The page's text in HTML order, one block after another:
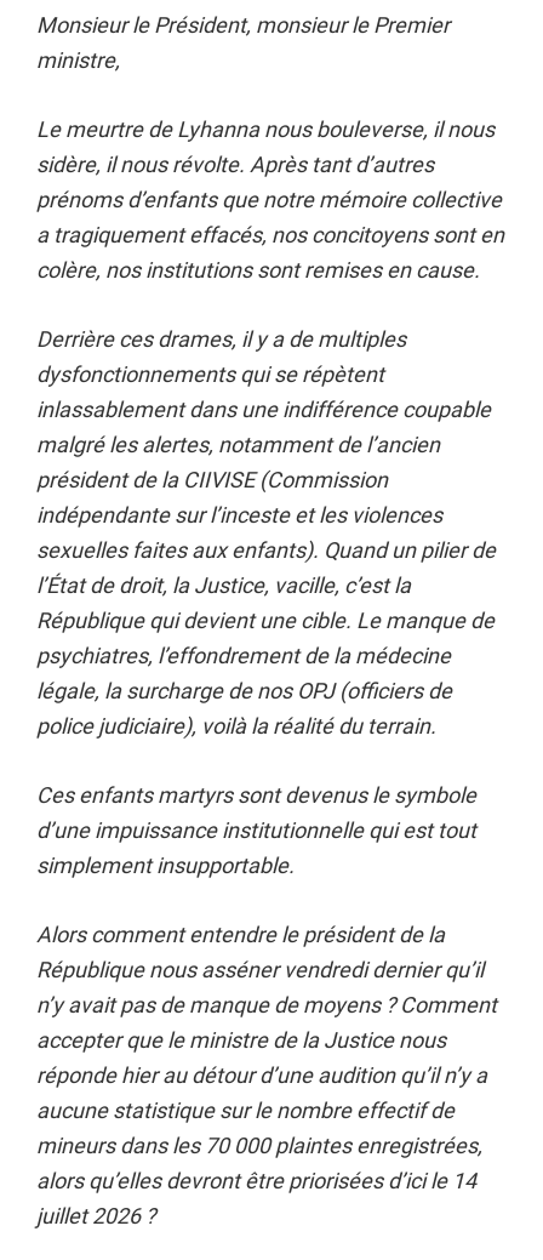
Monsieur le Président, monsieur le Premier
ministre,
Le meurtre de Lyhanna nous bouleverse, il nous
sidère, il nous révolte. Après tant d’autres
prénoms d’enfants que notre mémoire collective
a tragiquement effacés, nos concitoyens sont en
colère, nos institutions sont remises en cause.
Derrière ces drames, il y a de multiples
dysfonctionnements qui se répètent
inlassablement dans une indifférence coupable
malgré les alertes, notamment de l’ancien
président de la CIIVISE (Commission
indépendante sur l’inceste et les violences
sexuelles faites aux enfants). Quand un pilier de
l’État de droit, la Justice, vacille, c’est la
République qui devient une cible. Le manque de
psychiatres, l’effondrement de la médecine
légale, la surcharge de nos OPJ (officiers de
police judiciaire), voilà la réalité du terrain.
Ces enfants martyrs sont devenus le symbole
d’une impuissance institutionnelle qui est tout
simplement insupportable.
Alors comment entendre le président de la
République nous asséner vendredi dernier qu’il
n’y avait pas de manque de moyens ? Comment
accepter que le ministre de la Justice nous
réponde hier au détour d’une audition qu’il n’y a
aucune statistique sur le nombre effectif de
mineurs dans les 70 000 plaintes enregistrées,
alors qu’elles devront être priorisées d’ici le 14
juillet 2026 ?